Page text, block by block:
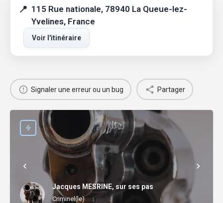
115 Rue nationale, 78940 La Queue-lez-
Yvelines, France
Voir l'itinéraire
Signaler une erreur ou un bug Partager
Jacques MESRINE, sur ses pas
Criminel(le)